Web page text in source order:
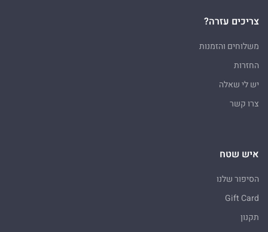
צריכים עזרה?
משלוחים והזמנות
החזרות
יש לי שאלה
צרו קשר
איש שטח
הסיפור שלנו
Gift Card
תקנון